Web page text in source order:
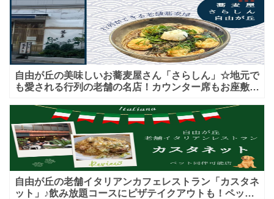
自由が丘の美味しいお蕎麦屋さん「さらしん」☆地元で
も愛される行列の老舗の名店！カウンター席もお座敷も
自由が丘の老舗イタリアンカフェレストラン「カスタネ
ット」♪飲み放題コースにピザテイクアウトも！ペット